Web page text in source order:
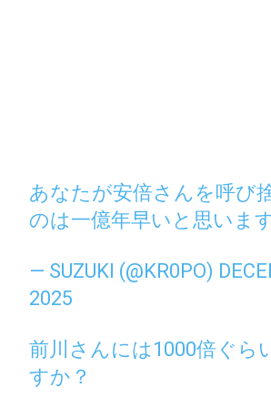
あなたが安倍さんを呼び
のは一億年早いと思いま
— SUZUKI (@KR0PO)
2025
前川さんには1000倍ぐら
すか？